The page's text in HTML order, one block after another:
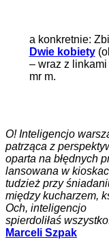
a konkretnie:
Dwie kobiety
– wraz z
mr m.
O! Inteligencjo
patrząca z
oparta na błędnych
lansowana w
tudzież przy
między kucharzem,
Och, inteligencjo
spierdoliłaś
Marceli Szpak